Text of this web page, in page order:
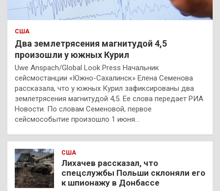
США
Два землетрясения магнитудой 4,5
произошли у южных Курил
Uwe Anspach/Global Look Press Начальник
сейсмостанции «Южно-Сахалинск» Елена Семенова
рассказала, что у южных Курил зафиксированы два
землетрясения магнитудой 4,5. Ее слова передает РИА
Новости. По словам Семеновой, первое
сейсмособытие произошло 1 июня…
США
Лихачев рассказал, что
спецслужбы Польши склоняли его
к шпионажу в Донбассе